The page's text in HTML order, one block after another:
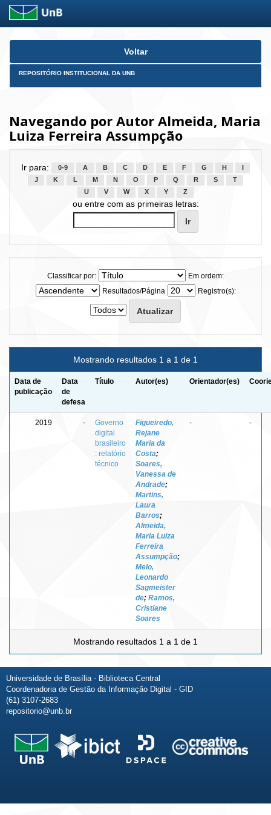
Skip
Voltar
REPOSITÓRIO INSTITUCIONAL DA UNB
Navegando por Autor Almeida, Maria
Luiza Ferreira Assumpção
Ir para: 0-9 A B C D E F G H
J
K L M N O P Q R S
T
U
V W X Y Z
ou entre com as primeiras letras:
Classificar por:
Em ordem:
Resultados/Página
Registro(s):
Mostrando resultados 1 a 1 de 1
Data de
publicação
Data
de
defesa
Título Autor(es) Orientador(es)
2019 -
Governo
digital
brasileiro
: relatório
técnico
Figueiredo,
Rejane
Maria da
Costa;
Soares,
Vanessa de
Andrade;
Martins,
Laura
Barros;
Almeida,
Maria Luiza
Ferreira
Assumpção;
Melo,
Leonardo
Sagmeister
de; Ramos,
Cristiane
Soares
- -
Mostrando resultados 1 a 1 de 1
Universidade de Brasília - Biblioteca Central
Coordenadoria de Gestão da Informação Digital - GID
(61) 3107-2683
repositorio@unb.br